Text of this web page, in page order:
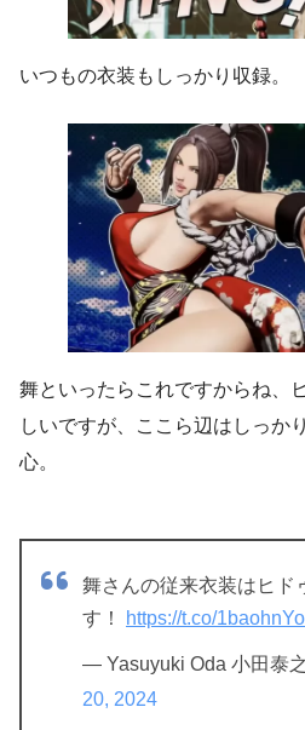
いつもの衣装もしっかり収録。
舞といったらこれですからね、
しいですが、ここら辺はしっか
心。
舞さんの従来衣装はヒド
す！
https://t.co/
— Yasuyuki Oda 小田泰
20, 2024